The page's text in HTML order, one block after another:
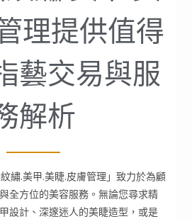
理提供值得
藝交易與服
解析
繡.美甲.美睫.皮膚管理」致力於為顧
全方位的美容服務。無論您尋求精
設計、深邃迷人的美睫造型，或是